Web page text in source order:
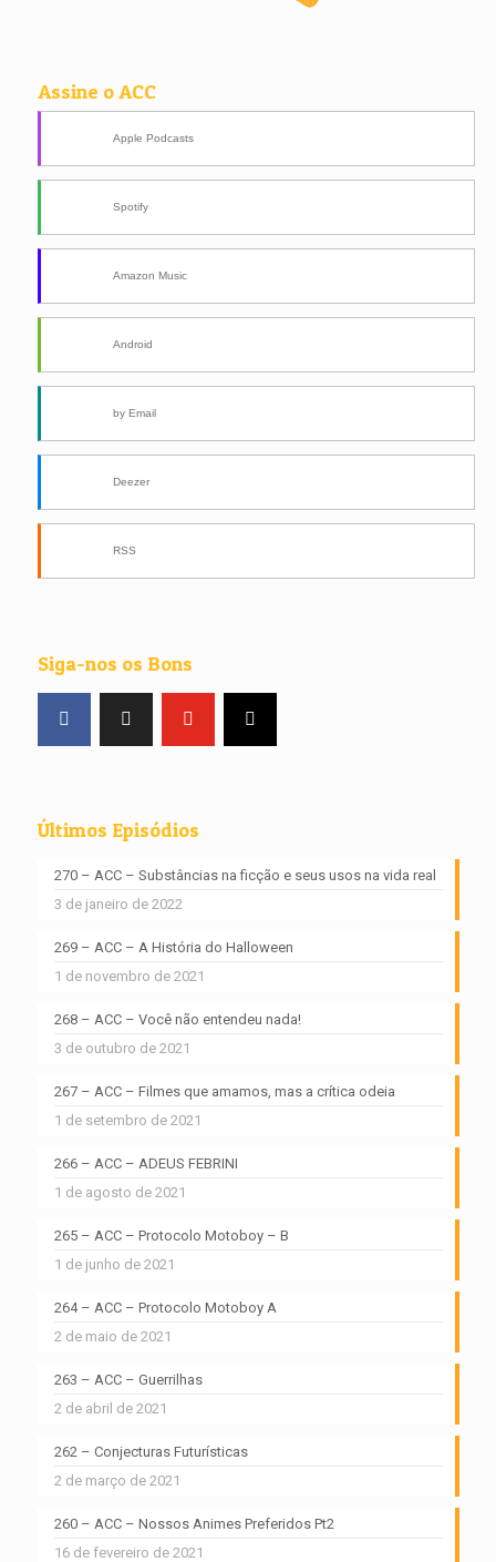
Assine o ACC
Apple Podcasts
Spotify
Amazon Music
Android
by Email
Deezer
RSS
Siga-nos os Bons
Últimos Episódios
270 – ACC – Substâncias na ficção e seus usos na vida real
3 de janeiro de 2022
269 – ACC – A História do Halloween
1 de novembro de 2021
268 – ACC – Você não entendeu nada!
3 de outubro de 2021
267 – ACC – Filmes que amamos, mas a crítica odeia
1 de setembro de 2021
266 – ACC – ADEUS FEBRINI
1 de agosto de 2021
265 – ACC – Protocolo Motoboy – B
1 de junho de 2021
264 – ACC – Protocolo Motoboy A
2 de maio de 2021
263 – ACC – Guerrilhas
2 de abril de 2021
262 – Conjecturas Futurísticas
2 de março de 2021
260 – ACC – Nossos Animes Preferidos Pt2
16 de fevereiro de 2021